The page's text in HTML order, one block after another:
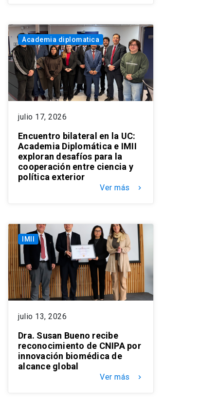
Academia diplomatica
julio 17, 2026
Encuentro bilateral en la UC:
Academia Diplomática e IMII
exploran desafíos para la
cooperación entre ciencia y
política exterior
Ver más keyboard_arrow_right
IMII
julio 13, 2026
Dra. Susan Bueno recibe
reconocimiento de CNIPA por
innovación biomédica de
alcance global
Ver más keyboard_arrow_right